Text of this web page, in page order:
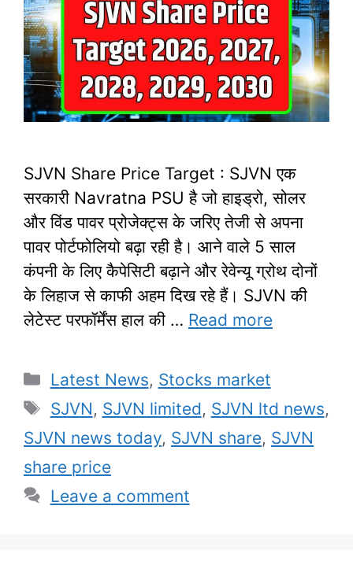
SJVN Share Price Target : SJVN एक
सरकारी Navratna PSU है जो हाइड्रो, सोलर
और विंड पावर प्रोजेक्ट्स के जरिए तेजी से अपना
पावर पोर्टफोलियो बढ़ा रही है। आने वाले 5 साल
कंपनी के लिए कैपेसिटी बढ़ाने और रेवेन्यू ग्रोथ दोनों
के लिहाज से काफी अहम दिख रहे हैं। SJVN की
लेटेस्ट परफॉर्मेंस हाल की … Read more
Categories
Latest News, Stocks market
Tags
SJVN, SJVN limited, SJVN ltd news,
SJVN news today, SJVN share, SJVN
share price
Leave a comment